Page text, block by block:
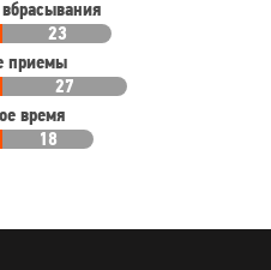
23
приемы
27
время
18